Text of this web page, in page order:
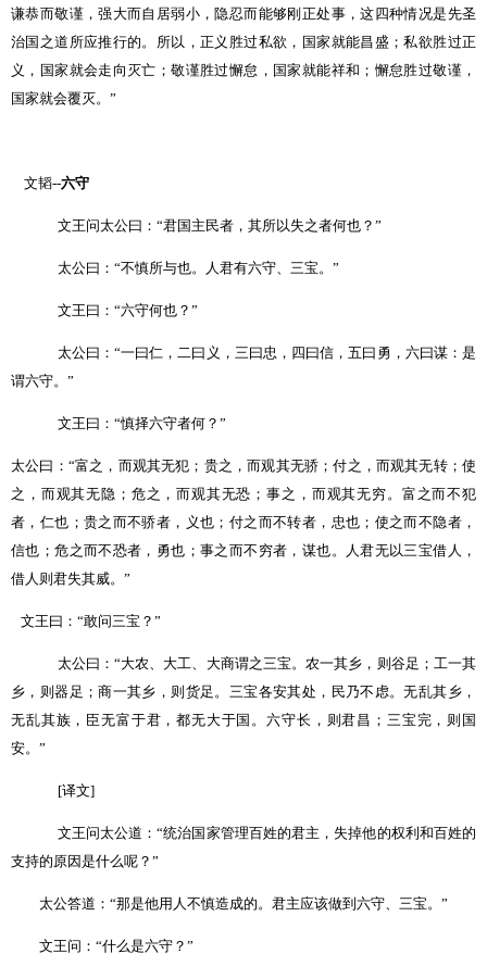
谦恭而敬谨，强大而自居弱小，隐忍而能够刚正处事，这四种情况是先圣
治国之道所应推行的。所以，正义胜过私欲，国家就能昌盛；私欲胜过正
义，国家就会走向灭亡；敬谨胜过懈怠，国家就能祥和；懈怠胜过敬谨，
国家就会覆灭。 ”
文韬--六守
文王问太公曰： “君国主民者，其所以失之者何也？ ”
太公曰： “不慎所与也。人君有六守、三宝。 ”
文王曰： “六守何也？ ”
太公曰： “一曰仁，二曰义，三曰忠，四曰信，五曰勇，六曰谋：是
谓六守。 ”
文王曰： “慎择六守者何？ ”
太公曰： “富之，而观其无犯；贵之，而观其无骄；付之，而观其无转；使
之，而观其无隐；危之，而观其无恐；事之，而观其无穷。富之而不犯
者，仁也；贵之而不骄者，义也；付之而不转者，忠也；使之而不隐者，
信也；危之而不恐者，勇也；事之而不穷者，谋也。人君无以三宝借人，
借人则君失其威。 ”
文王曰： “敢问三宝？ ”
太公曰： “大农、大工、大商谓之三宝。农一其乡，则谷足；工一其
乡，则器足；商一其乡，则货足。三宝各安其处，民乃不虑。无乱其乡，
无乱其族，臣无富于君，都无大于国。六守长，则君昌；三宝完，则国
安。 ”
[译文]
文王问太公道：“统治国家管理百姓的君主，失掉他的权利和百姓的
支持的原因是什么呢？ ”
太公答道： “那是他用人不慎造成的。君主应该做到六守、三宝。 ”
文王问： “什么是六守？ ”